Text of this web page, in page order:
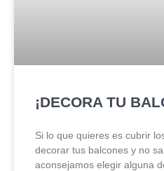
¡DECORA TU
Si lo que quieres es cubrir
decorar tus balcones y no
aconsejamos elegir alguna